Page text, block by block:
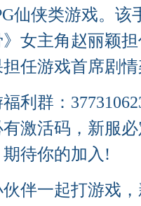
仙侠类游戏。该
女主角赵丽颖
任游戏首席剧
群：
激活码，新服
待你的加入!
一起打游戏，